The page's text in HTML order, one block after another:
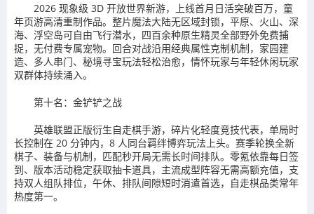
2026 现象级 3D 开放世界新游，上线首月日活突破百万，童
年页游高清重制作品。整片魔法大陆无区域封锁，平原、火山、深
海、浮空岛可自由飞行潜水，四百余种原生精灵全部野外免费捕
捉，无付费专属宠物。回合对战沿用经典属性克制机制，家园建
造、多人串门、秘境寻宝玩法轻松治愈，情怀玩家与年轻休闲玩家
双群体持续涌入。
第十名：金铲铲之战
英雄联盟正版衍生自走棋手游，碎片化轻度竞技代表，单局时
长控制在 20 分钟内，8 人同台羁绊博弈玩法上头。赛季轮换全新
棋子、装备与机制，匹配秒开局无需长时间排队。零氪依靠每日签
到、版本活动稳定获取抽卡道具，主流成型阵容无需高额充值，支
持双人组队排位，午休、排队间隙短时消遣首选，自走棋品类常年
热度第一。